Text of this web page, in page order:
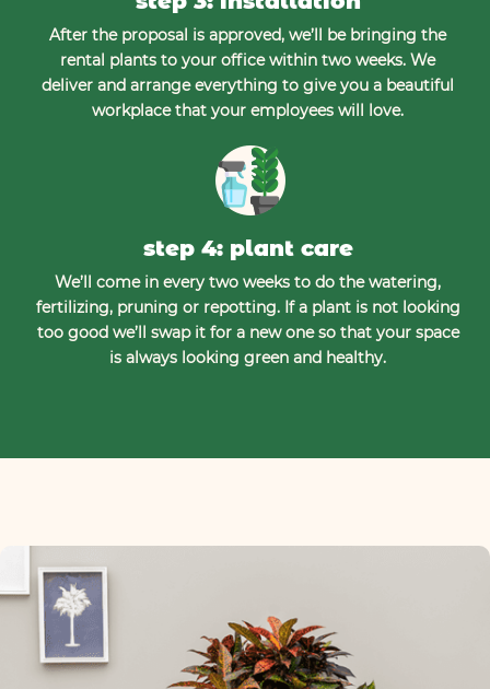
After the proposal is approved, we’ll be bringing the
rental plants to your office within two weeks. We
deliver and arrange everything to give you a beautiful
workplace that your employees will love.
step 4: plant care
We’ll come in every two weeks to do the watering,
fertilizing, pruning or repotting. If a plant is not looking
too good we’ll swap it for a new one so that your space
is always looking green and healthy.